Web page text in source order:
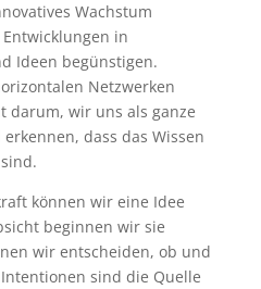
Wachstum
in
Ideen begünstigen.
Netzwerken
darum, wir uns als ganze
dass das Wissen
können wir eine Idee
beginnen wir sie
wir ent­scheiden, ob und
sind die Quelle